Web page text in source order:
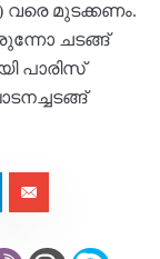
വരെ മുടക്കണം.
ചടങ്ങ്
പാരിസ്